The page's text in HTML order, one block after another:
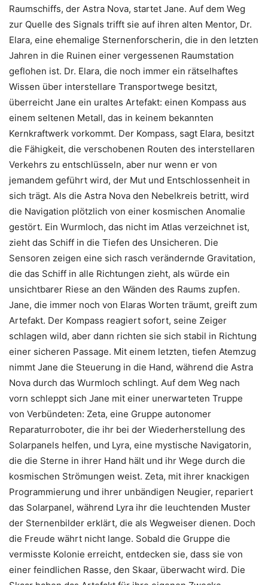
Raumschiffs, der Astra Nova, startet Jane. Auf dem Weg
zur Quelle des Signals trifft sie auf ihren alten Mentor, Dr.
Elara, eine ehemalige Sternenforscherin, die in den letzten
Jahren in die Ruinen einer vergessenen Raumstation
geflohen ist. Dr. Elara, die noch immer ein rätselhaftes
Wissen über interstellare Transportwege besitzt,
überreicht Jane ein uraltes Artefakt: einen Kompass aus
einem seltenen Metall, das in keinem bekannten
Kernkraftwerk vorkommt. Der Kompass, sagt Elara, besitzt
die Fähigkeit, die verschobenen Routen des interstellaren
Verkehrs zu entschlüsseln, aber nur wenn er von
jemandem geführt wird, der Mut und Entschlossenheit in
sich trägt. Als die Astra Nova den Nebelkreis betritt, wird
die Navigation plötzlich von einer kosmischen Anomalie
gestört. Ein Wurmloch, das nicht im Atlas verzeichnet ist,
zieht das Schiff in die Tiefen des Unsicheren. Die
Sensoren zeigen eine sich rasch verändernde Gravitation,
die das Schiff in alle Richtungen zieht, als würde ein
unsichtbarer Riese an den Wänden des Raums zupfen.
Jane, die immer noch von Elaras Worten träumt, greift zum
Artefakt. Der Kompass reagiert sofort, seine Zeiger
schlagen wild, aber dann richten sie sich stabil in Richtung
einer sicheren Passage. Mit einem letzten, tiefen Atemzug
nimmt Jane die Steuerung in die Hand, während die Astra
Nova durch das Wurmloch schlingt. Auf dem Weg nach
vorn schleppt sich Jane mit einer unerwarteten Truppe
von Verbündeten: Zeta, eine Gruppe autonomer
Reparaturroboter, die ihr bei der Wiederherstellung des
Solarpanels helfen, und Lyra, eine mystische Navigatorin,
die die Sterne in ihrer Hand hält und ihr Wege durch die
kosmischen Strömungen weist. Zeta, mit ihrer knackigen
Programmierung und ihrer unbändigen Neugier, repariert
das Solarpanel, während Lyra ihr die leuchtenden Muster
der Sternenbilder erklärt, die als Wegweiser dienen. Doch
die Freude währt nicht lange. Sobald die Gruppe die
vermisste Kolonie erreicht, entdecken sie, dass sie von
einer feindlichen Rasse, den Skaar, überwacht wird. Die